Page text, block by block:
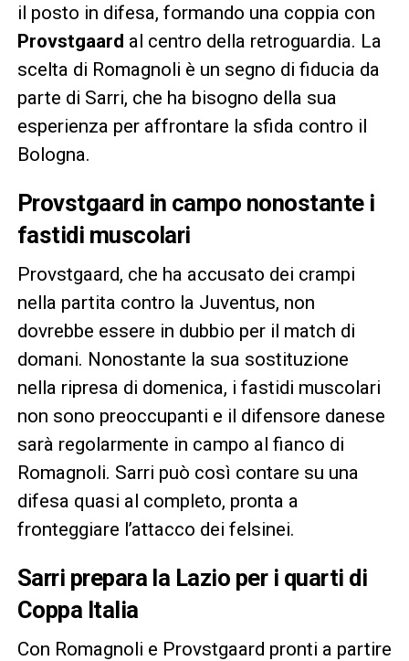
il posto in difesa, formando una coppia con
Provstgaard al centro della retroguardia. La
scelta di Romagnoli è un segno di fiducia da
parte di Sarri, che ha bisogno della sua
esperienza per affrontare la sfida contro il
Bologna.
Provstgaard in campo nonostante i
fastidi muscolari
Provstgaard, che ha accusato dei crampi
nella partita contro la Juventus, non
dovrebbe essere in dubbio per il match di
domani. Nonostante la sua sostituzione
nella ripresa di domenica, i fastidi muscolari
non sono preoccupanti e il difensore danese
sarà regolarmente in campo al fianco di
Romagnoli. Sarri può così contare su una
difesa quasi al completo, pronta a
fronteggiare l’attacco dei felsinei.
Sarri prepara la Lazio per i quarti di
Coppa Italia
Con Romagnoli e Provstgaard pronti a partire